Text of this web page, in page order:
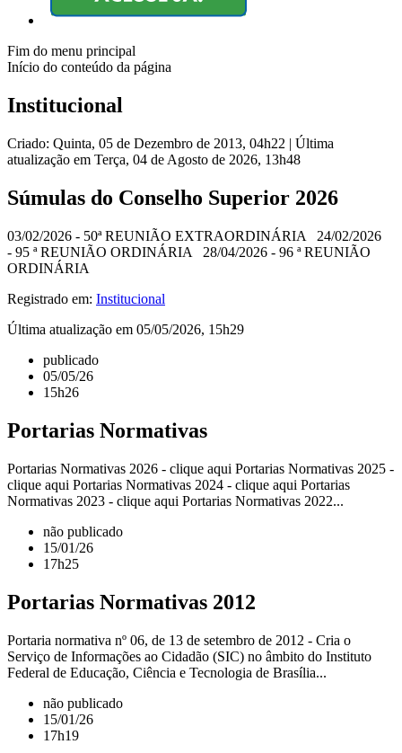
Fim do menu principal
Início do conteúdo da página
Institucional
Criado: Quinta, 05 de Dezembro de 2013, 04h22 | Última
atualização em Terça, 04 de Agosto de 2026, 13h48
Súmulas do Conselho Superior 2026
03/02/2026 - 50ª REUNIÃO EXTRAORDINÁRIA 24/02/2026
- 95 ª REUNIÃO ORDINÁRIA 28/04/2026 - 96 ª REUNIÃO
ORDINÁRIA
Registrado em: Institucional
Última atualização em 05/05/2026, 15h29
publicado
05/05/26
15h26
Portarias Normativas
Portarias Normativas 2026 - clique aqui Portarias Normativas 2025 -
clique aqui Portarias Normativas 2024 - clique aqui Portarias
Normativas 2023 - clique aqui Portarias Normativas 2022...
não publicado
15/01/26
17h25
Portarias Normativas 2012
Portaria normativa nº 06, de 13 de setembro de 2012 - Cria o
Serviço de Informações ao Cidadão (SIC) no âmbito do Instituto
Federal de Educação, Ciência e Tecnologia de Brasília...
não publicado
15/01/26
17h19